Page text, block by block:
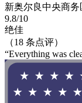
新奥尔良中央商
9.8/10
绝佳
（18 条点评）
“Everything was